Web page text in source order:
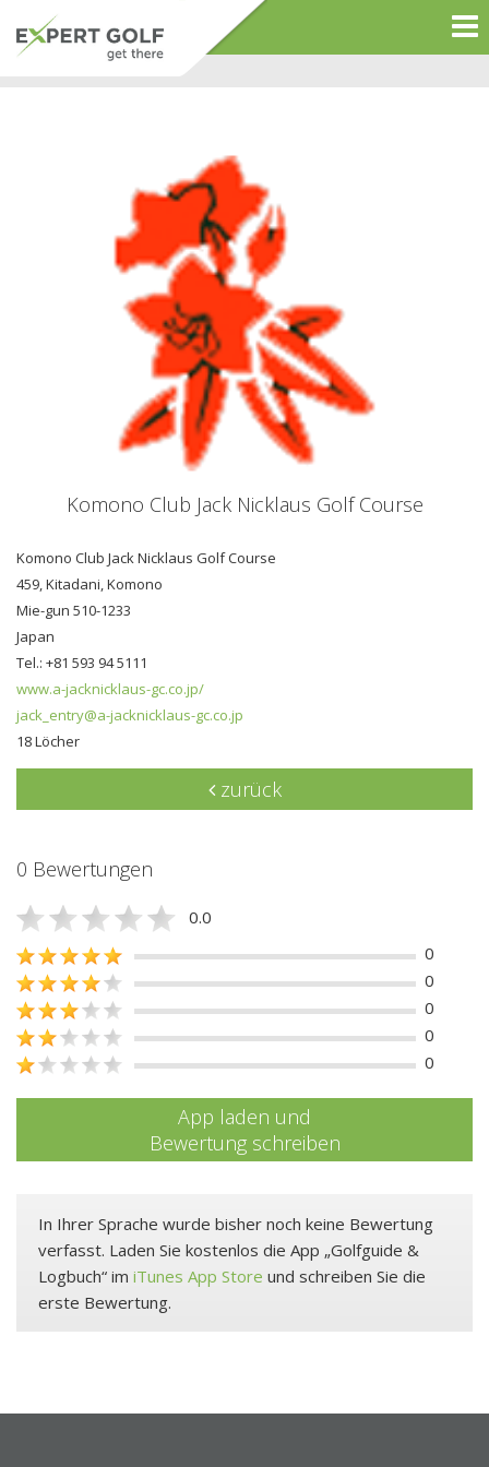
Komono Club Jack Nicklaus Golf Course
Komono Club Jack Nicklaus Golf Course
459, Kitadani, Komono
Mie-gun 510-1233
Japan
Tel.: +81 593 94 5111
www.a-jacknicklaus-gc.co.jp/
jack_entry@a-jacknicklaus-gc.co.jp
18 Löcher
zurück
0 Bewertungen
0.0
0
0
0
0
0
App laden und
Bewertung schreiben
In Ihrer Sprache wurde bisher noch keine Bewertung
verfasst. Laden Sie kostenlos die App „Golfguide &
Logbuch“ im iTunes App Store und schreiben Sie die
erste Bewertung.